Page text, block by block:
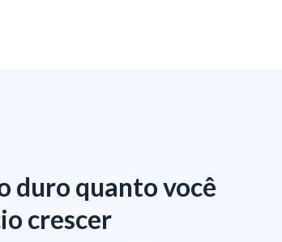
duro quanto você
crescer